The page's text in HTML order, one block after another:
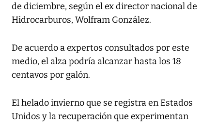
de diciembre, según el ex director nacional de
Hidrocarburos, Wolfram González.
De acuerdo a expertos consultados por este
medio, el alza podría alcanzar hasta los 18
centavos por galón.
El helado invierno que se registra en Estados
Unidos y la recuperación que experimentan